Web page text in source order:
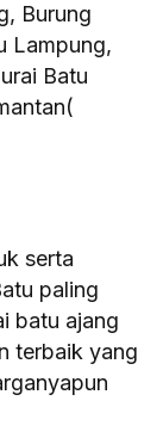
Burung
Lampung,
Batu
serta
paling
batu ajang
terbaik yang